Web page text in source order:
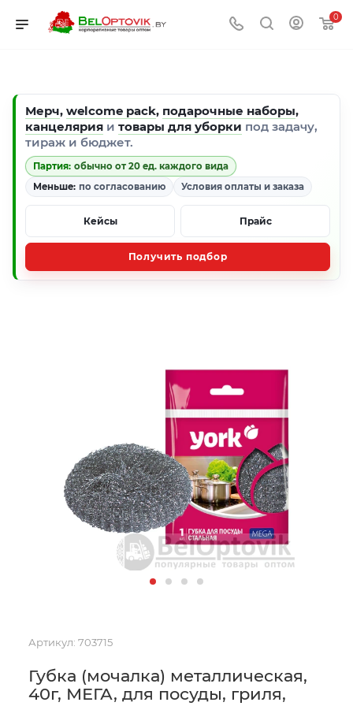
0
Мерч, welcome pack, подарочные наборы,
канцелярия и товары для уборки под задачу,
тираж и бюджет.
Партия: обычно от 20 ед. каждого вида
Меньше: по согласованию Условия оплаты и заказа
Кейсы Прайс
Получить подбор
Артикул: 703715
Губка (мочалка) металлическая,
40г, МЕГА, для посуды, гриля,